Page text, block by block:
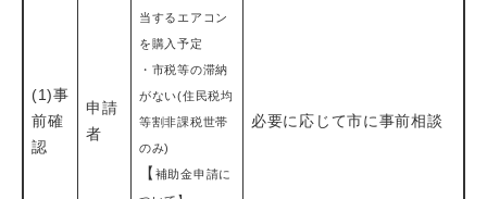
(1)事
前確
認
申請
者
当するエアコン
を購入予定
・市税等の滞納
がない(住民税均
等割非課税世帯
のみ)
【 補助金申請に
必要に応じて市に事前相談